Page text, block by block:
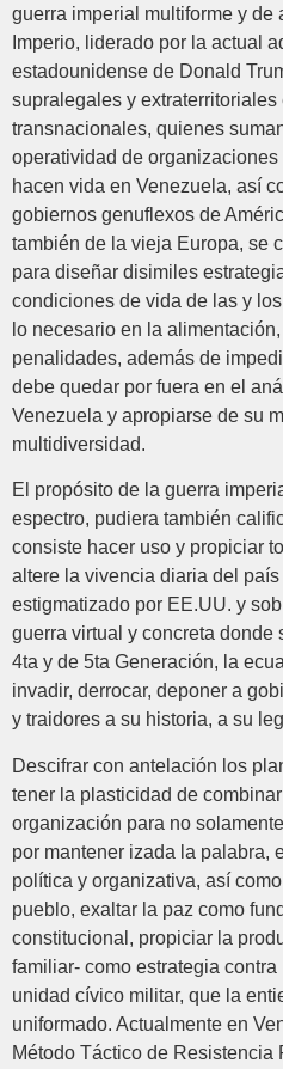
guerra imperial multiforme y de
Imperio, liderado por la actual
estadounidense de Donald
supralegales y
transnacionales, quienes
operatividad de
hacen vida en Venezuela, así
gobiernos genuflexos de
también de la vieja Europa, se
para diseñar disimiles
condiciones de vida de las y
lo necesario en la
penalidades, además de
debe quedar por fuera en el
Venezuela y apropiarse de su
multidiversidad.
El propósito de la guerra
espectro, pudiera también
consiste hacer uso y propiciar
altere la vivencia diaria del
estigmatizado por EE.UU. y
guerra virtual y concreta donde
4ta y de 5ta Generación, la
invadir, derrocar, deponer a
y traidores a su historia, a su
Descifrar con antelación los
tener la plasticidad de
organización para no
por mantener izada la palabra,
política y organizativa, así
pueblo, exaltar la paz como
constitucional, propiciar la
familiar- como estrategia
unidad cívico militar, que la
uniformado. Actualmente en
Método Táctico de Resistencia